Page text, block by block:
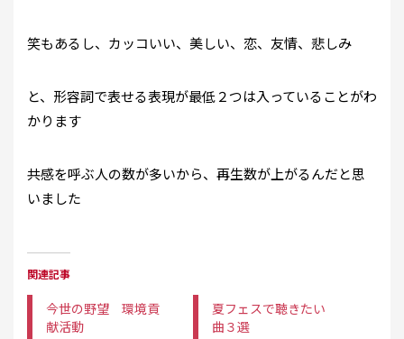
笑もあるし、カッコいい、美しい、恋、友情、悲しみ
と、形容詞で表せる表現が最低２つは入っていることがわ
かります
共感を呼ぶ人の数が多いから、再生数が上がるんだと思
いました
関連記事
今世の野望 環境貢
献活動
夏フェスで聴きたい
曲３選